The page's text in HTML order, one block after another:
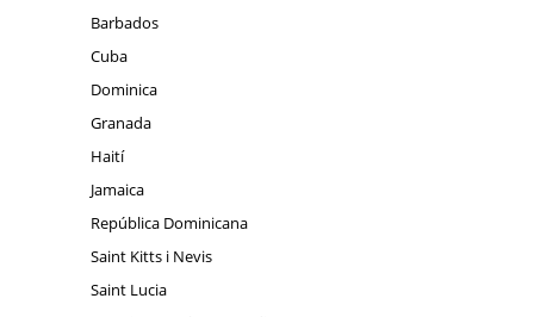
Barbados
Cuba
Dominica
Granada
Haití
Jamaica
República Dominicana
Saint Kitts i Nevis
Saint Lucia